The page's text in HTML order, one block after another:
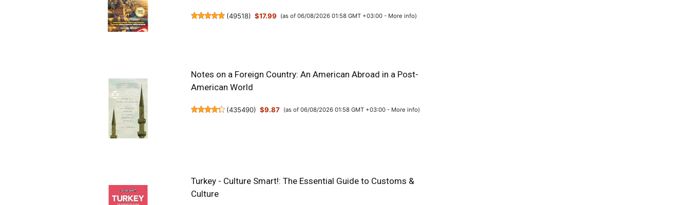
(49518) $17.99 (as of 06/08/2026 01:58 GMT +03:00 - More info)
Notes on a Foreign Country: An American Abroad in a Post-
American World
(435490) $9.87 (as of 06/08/2026 01:58 GMT +03:00 - More info)
Turkey - Culture Smart!: The Essential Guide to Customs &
Culture